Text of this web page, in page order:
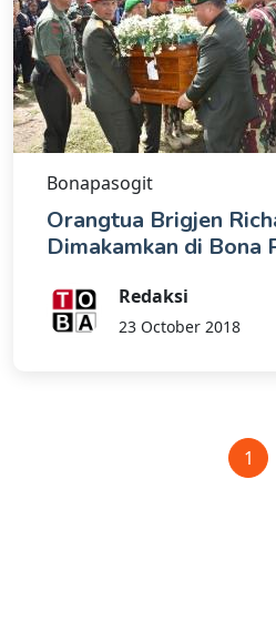
Bonapasogit
Orangtua Brigjen
Dimakamkan di Bona
Redaksi
23 October 2018
1